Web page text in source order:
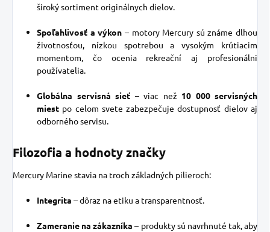
široký sortiment originálnych dielov.
Spoľahlivosť a výkon – motory Mercury sú známe dlhou
životnosťou, nízkou spotrebou a vysokým krútiacim
momentom, čo ocenia rekreační aj profesionálni
používatelia.
Globálna servisná sieť – viac než 10 000 servisných
miest po celom svete zabezpečuje dostupnosť dielov aj
odborného servisu.
Filozofia a hodnoty značky
Mercury Marine stavia na troch základných pilieroch:
Integrita – dôraz na etiku a transparentnosť.
Zameranie na zákazníka – produkty sú navrhnuté tak, aby